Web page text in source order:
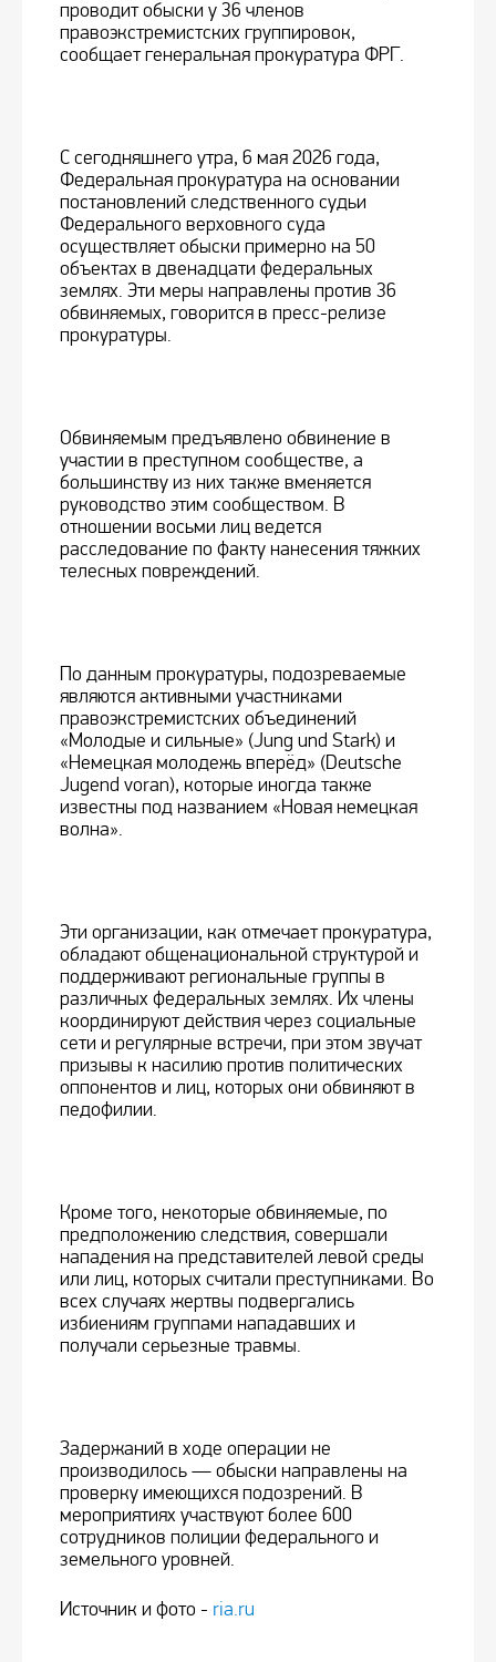
проводит обыски у 36 членов
правоэкстремистских группировок,
сообщает генеральная прокуратура ФРГ.
С сегодняшнего утра, 6 мая 2026 года,
Федеральная прокуратура на основании
постановлений следственного судьи
Федерального верховного суда
осуществляет обыски примерно на 50
объектах в двенадцати федеральных
землях. Эти меры направлены против 36
обвиняемых, говорится в пресс-релизе
прокуратуры.
Обвиняемым предъявлено обвинение в
участии в преступном сообществе, а
большинству из них также вменяется
руководство этим сообществом. В
отношении восьми лиц ведется
расследование по факту нанесения тяжких
телесных повреждений.
По данным прокуратуры, подозреваемые
являются активными участниками
правоэкстремистских объединений
«Молодые и сильные» (Jung und Stark) и
«Немецкая молодежь вперёд» (Deutsche
Jugend voran), которые иногда также
известны под названием «Новая немецкая
волна».
Эти организации, как отмечает прокуратура,
обладают общенациональной структурой и
поддерживают региональные группы в
различных федеральных землях. Их члены
координируют действия через социальные
сети и регулярные встречи, при этом звучат
призывы к насилию против политических
оппонентов и лиц, которых они обвиняют в
педофилии.
Кроме того, некоторые обвиняемые, по
предположению следствия, совершали
нападения на представителей левой среды
или лиц, которых считали преступниками. Во
всех случаях жертвы подвергались
избиениям группами нападавших и
получали серьезные травмы.
Задержаний в ходе операции не
производилось — обыски направлены на
проверку имеющихся подозрений. В
мероприятиях участвуют более 600
сотрудников полиции федерального и
земельного уровней.
Источник и фото - ria.ru